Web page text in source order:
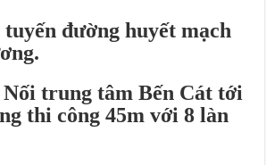
tuyến đường huyết mạch
Nối trung tâm Bến Cát tới
thi công 45m với 8 làn